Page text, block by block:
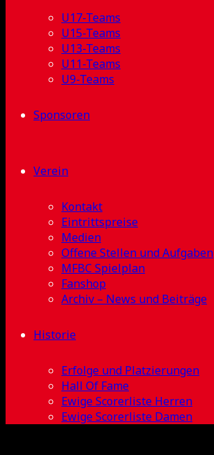
U17-Teams
U15-Teams
U13-Teams
U11-Teams
U9-Teams
Sponsoren
Verein
Kontakt
Eintrittspreise
Medien
Offene Stellen und Aufgaben
MFBC Spielplan
Fanshop
Archiv – News und Beiträge
Historie
Erfolge und Platzierungen
Hall Of Fame
Ewige Scorerliste Herren
Ewige Scorerliste Damen